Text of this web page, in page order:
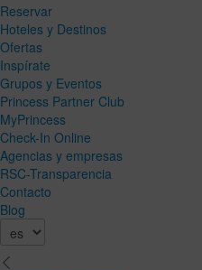
Reservar
Hoteles y Destinos
Ofertas
Inspírate
Grupos y Eventos
Princess Partner Club
MyPrincess
Check-In Online
Agencias y empresas
RSC-Transparencia
Contacto
Blog